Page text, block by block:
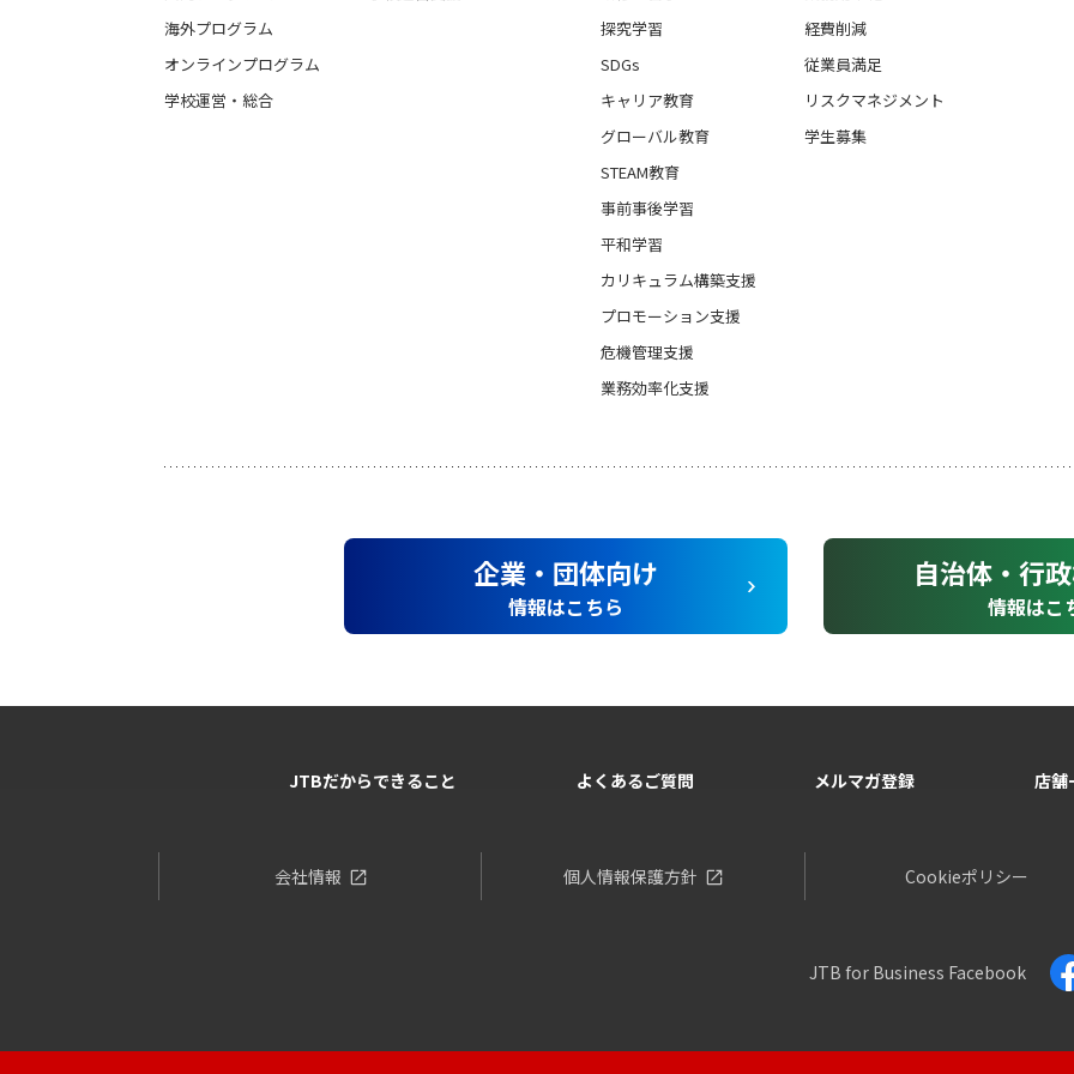
海外プログラム
オンラインプログラム
学校運営・総合
探究学習
SDGs
キャリア教育
グローバル教育
STEAM教育
事前事後学習
平和学習
カリキュラム構築支援
プロモーション支援
危機管理支援
業務効率化支援
経費削減
従業員満足
リスクマネジメント
学生募集
企業・団体向け
情報はこちら
自治体・行
情報はこ
JTBだからできること よくあるご質問 メルマガ登録 店舗
会社情報 個人情報保護方針 Cookieポリシー
JTB for Business Facebook